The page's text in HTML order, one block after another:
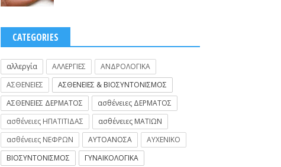
CATEGORIES
αλλεργία ΑΛΛΕΡΓΙΕΣ
ΑΝΔΡΟΛΟΓΙΚΑ
ΑΣΘΕΝΕΙΕΣ
ΑΣΘΕΝΕΙΕΣ & ΒΙΟΣΥΝΤΟΝΙΣΜΟΣ
ΑΣΘΕΝΕΙΕΣ ΔΕΡΜΑΤΟΣ
ασθένειες ΔΕΡΜΑΤΟΣ
ασθένειες ΗΠΑΤΙΤΙΔΑΣ
ασθένειες ΜΑΤΙΩΝ
ασθένειες ΝΕΦΡΩΝ
ΑΥΤΟΑΝΟΣΑ
ΑΥΧΕΝΙΚΟ
ΒΙΟΣΥΝΤΟΝΙΣΜΟΣ
ΓΥΝΑΙΚΟΛΟΓΙΚΑ